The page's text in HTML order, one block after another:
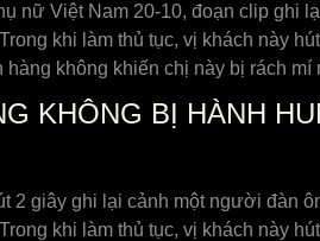
nữ Việt Nam 20-10, đoạn clip ghi
Trong khi làm thủ tục, vị khách này
không khiến chị này bị rách
KHÔNG BỊ HÀNH
2 giây ghi lại cảnh một người đàn
Trong khi làm thủ tục, vị khách này